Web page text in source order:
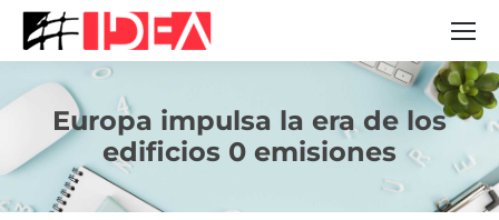
Europa impulsa la era de los
edificios 0 emisiones
Estás aquí: